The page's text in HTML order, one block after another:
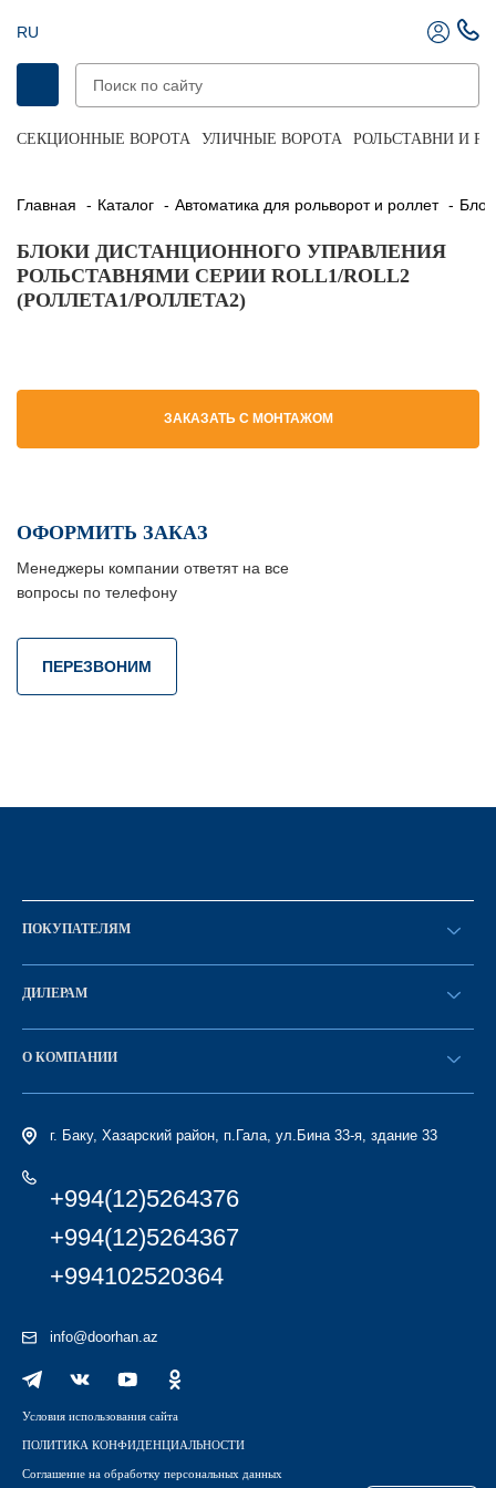
RU
СЕКЦИОННЫЕ ВОРОТА УЛИЧНЫЕ ВОРОТА РОЛЬСТАВНИ И
Главная Каталог Автоматика для рольворот и роллет
БЛОКИ ДИСТАНЦИОННОГО УПРАВЛЕНИЯ
РОЛЬСТАВНЯМИ СЕРИИ ROLL1/ROLL2
(РОЛЛЕТА1/РОЛЛЕТА2)
ЗАКАЗАТЬ С МОНТАЖОМ
ОФОРМИТЬ ЗАКАЗ
Менеджеры компании ответят на все
вопросы по телефону
ПЕРЕЗВОНИМ
ПОКУПАТЕЛЯМ
Оформить заказ
Каталог
ДИЛЕРАМ
Стать дилером
О КОМПАНИИ
История компании
г. Баку, Хазарский район, п.Гала, ул.Бина 33-я, здание 33
+994(12)5264376
+994(12)5264367
+994102520364
info@doorhan.az
Условия использования сайта
ПОЛИТИКА КОНФИДЕНЦИАЛЬНОСТИ
Соглашение на обработку персональных данных